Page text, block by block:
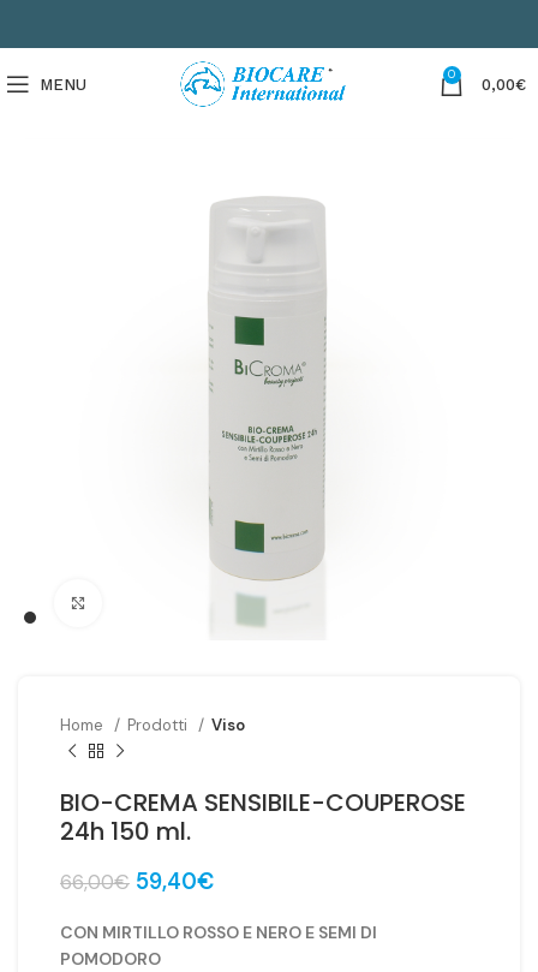
MENU
0
0,00€
Clicca per ingrandire
Home Prodotti Viso
BIO-CREMA SENSIBILE-COUPEROSE
24h 150 ml.
66,00€ Il
originale
era:
59,40€Il
attuale
CON MIRTILLO ROSSO E NERO E SEMI DI
POMODORO